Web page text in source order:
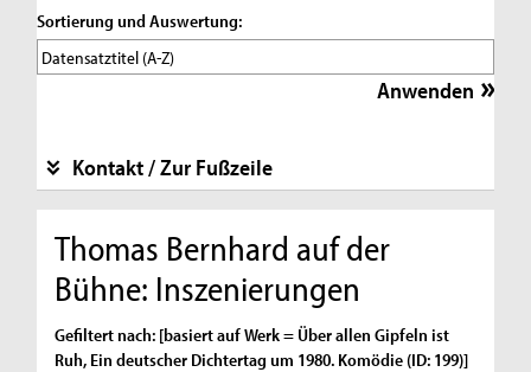
Sortierung und Auswertung:
Kontakt / Zur Fußzeile
Thomas Bernhard auf der
Bühne: Inszenierungen
Gefiltert nach: [basiert auf Werk = Über allen Gipfeln ist
Ruh, Ein deutscher Dichtertag um 1980. Komödie (ID: 199)]